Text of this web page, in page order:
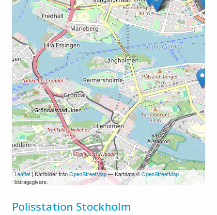
Leaflet| Kartbilder frånOpenStreetMap— Kartdata ©OpenStreetMap
bidragsgivare.
Polisstation Stockholm